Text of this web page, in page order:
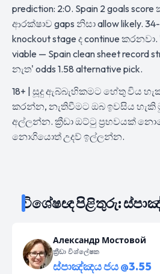
prediction: 2:0. Spain 2 goals
ආරක්ෂාව gaps නිසා allow likely.
knockout stage ද continue
viable — Spain clean sheet
නැත' odds 1.58 alternative pick.
18+ | සූදු ඇබ්බැහිකමට හේතු විය
කරන්න, නැතිවීමට ඔබ ඉවසිය
අල්ලන්න. ක්‍රීඩා ඔට්ටු ප්‍රභවයක්
නොගියොත් උදව් ඉල්ලන්න.
විශේෂඥ පිළිතුරු:
Александр Мостовой
ක්‍රීඩා විශ්ලේෂක
ස්පාඤ්ඤය ජය @3.55